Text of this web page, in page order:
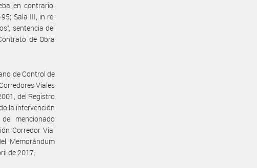
en contrario.
Sala III, in re:
sentencia del
de Obra
de Control de
Viales
del Registro
la intervención
mencionado
Corredor Vial
Memorándum
de 2017.